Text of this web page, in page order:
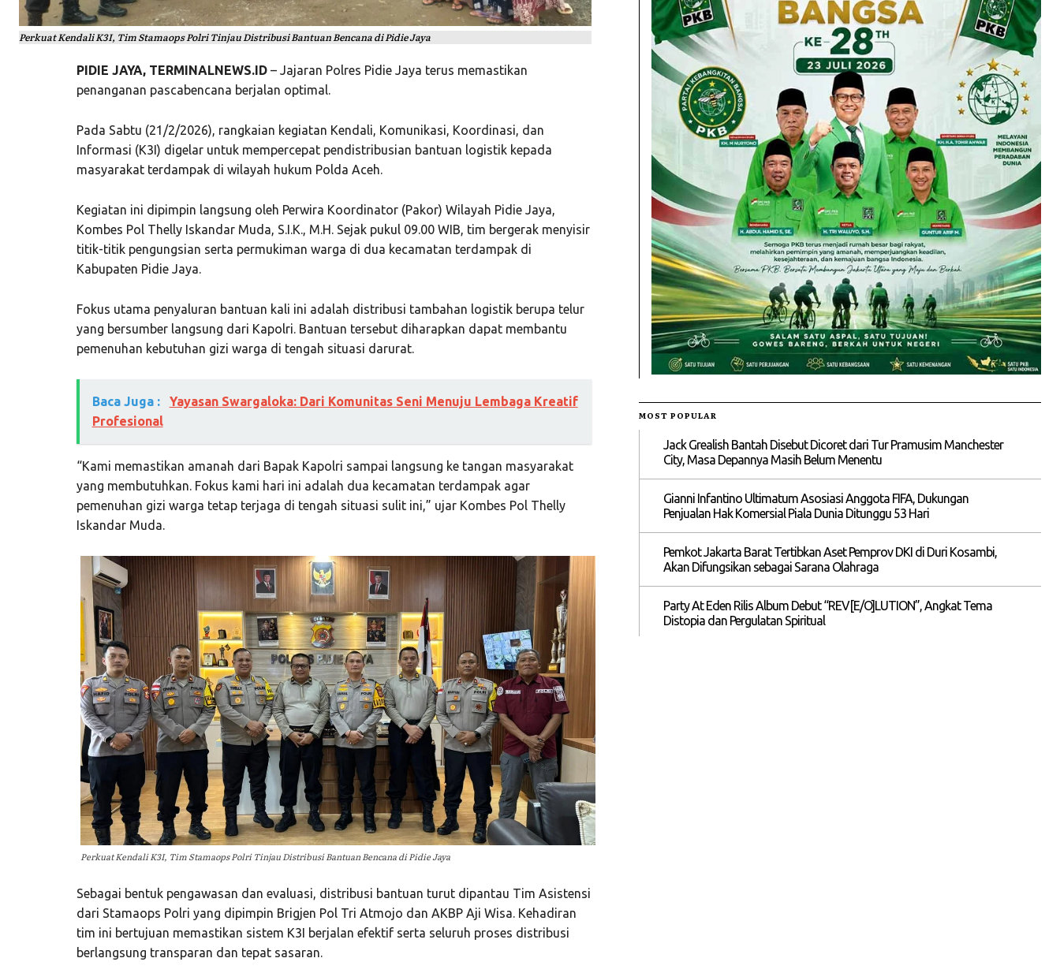
Perkuat Kendali K3I, Tim Stamaops Polri Tinjau Distribusi Bantuan Bencana di Pidie Jaya
PIDIE JAYA, TERMINALNEWS.ID– Jajaran Polres Pidie Jaya terus memastikan
penanganan pascabencana berjalan optimal.
Pada Sabtu (21/2/2026), rangkaian kegiatan Kendali, Komunikasi, Koordinasi, dan
Informasi (K3I) digelar untuk mempercepat pendistribusian bantuan logistik kepada
masyarakat terdampak di wilayah hukum Polda Aceh.
Kegiatan ini dipimpin langsung oleh Perwira Koordinator (Pakor) Wilayah Pidie Jaya,
Kombes Pol Thelly Iskandar Muda, S.I.K., M.H. Sejak pukul 09.00 WIB, tim bergerak menyisir
titik-titik pengungsian serta permukiman warga di dua kecamatan terdampak di
Kabupaten Pidie Jaya.
Fokus utama penyaluran bantuan kali ini adalah distribusi tambahan logistik berupa telur
yang bersumber langsung dari Kapolri. Bantuan tersebut diharapkan dapat membantu
pemenuhan kebutuhan gizi warga di tengah situasi darurat.
Baca Juga :
Yayasan Swargaloka: Dari Komunitas Seni Menuju Lembaga Kreatif
Profesional
“Kami memastikan amanah dari Bapak Kapolri sampai langsung ke tangan masyarakat
yang membutuhkan. Fokus kami hari ini adalah dua kecamatan terdampak agar
pemenuhan gizi warga tetap terjaga di tengah situasi sulit ini,” ujar Kombes Pol Thelly
Iskandar Muda.
Perkuat Kendali K3I, Tim Stamaops Polri Tinjau Distribusi Bantuan Bencana di Pidie Jaya
Sebagai bentuk pengawasan dan evaluasi, distribusi bantuan turut dipantau Tim Asistensi
dari Stamaops Polri yang dipimpin Brigjen Pol Tri Atmojo dan AKBP Aji Wisa. Kehadiran
tim ini bertujuan memastikan sistem K3I berjalan efektif serta seluruh proses distribusi
berlangsung transparan dan tepat sasaran.
MOST POPULAR
Jack Grealish Bantah Disebut Dicoret dari Tur Pramusim Manchester
City, Masa Depannya Masih Belum Menentu
Gianni Infantino Ultimatum Asosiasi Anggota FIFA, Dukungan
Penjualan Hak Komersial Piala Dunia Ditunggu 53 Hari
Pemkot Jakarta Barat Tertibkan Aset Pemprov DKI di Duri Kosambi,
Akan Difungsikan sebagai Sarana Olahraga
Party At Eden Rilis Album Debut “REV[E/O]LUTION”, Angkat Tema
Distopia dan Pergulatan Spiritual